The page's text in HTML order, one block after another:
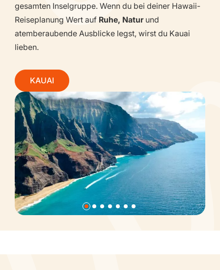
gesamten Inselgruppe. Wenn du bei deiner Hawaii-
Reiseplanung Wert auf Ruhe, Naturund
atemberaubende Ausblicke legst, wirst du Kauai
lieben.
KAUAI